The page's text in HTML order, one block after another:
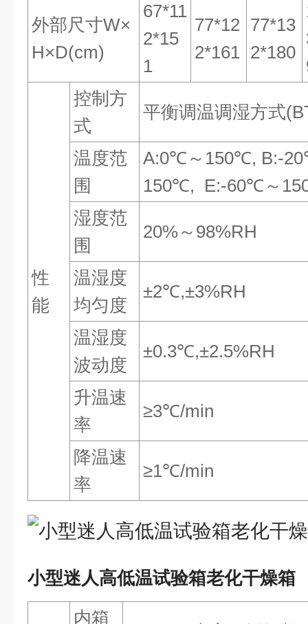
外部尺寸W×
H×D(cm)
67*11
2*15
1
77*12
2*161
77*13
2*180
性
能
控制方
式
平衡调温调湿方式
温度范
围
A:0℃～150℃, B:-
150℃, E:-60℃～
湿度范
围
20%～98%RH
温湿度
均匀度
±2℃,±3%RH
温湿度
波动度
±0.3℃,±2.5%RH
升温速
率
≥3℃/min
降温速
率
≥1℃/min
小型迷人高低温试验箱老化干燥箱
内箱